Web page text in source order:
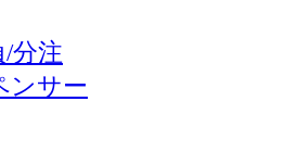
/分注
ンサー